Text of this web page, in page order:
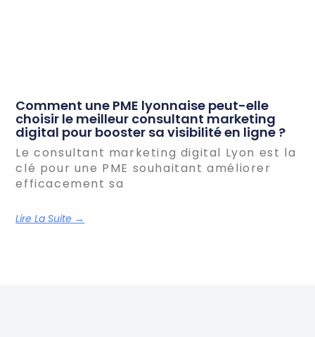
Comment une PME lyonnaise peut-elle
choisir le meilleur consultant marketing
digital pour booster sa visibilité en ligne ?
Le consultant marketing digital Lyon est la
clé pour une PME souhaitant améliorer
efficacement sa
Lire La Suite →